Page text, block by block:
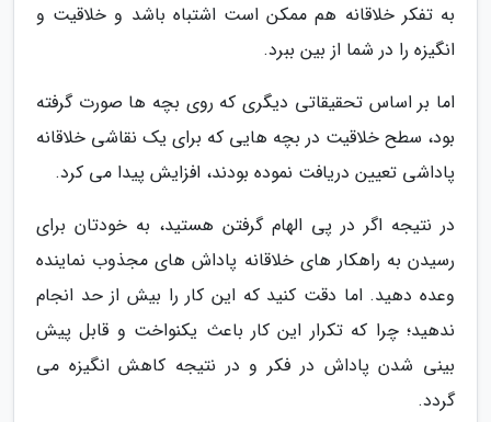
به تفکر خلاقانه هم ممکن است اشتباه باشد و خلاقیت و
انگیزه را در شما از بین ببرد.
اما بر اساس تحقیقاتی دیگری که روی بچه ها صورت گرفته
بود، سطح خلاقیت در بچه هایی که برای یک نقاشی خلاقانه
پاداشی تعیین دریافت نموده بودند، افزایش پیدا می کرد.
در نتیجه اگر در پی الهام گرفتن هستید، به خودتان برای
رسیدن به راهکار های خلاقانه پاداش های مجذوب نماینده
وعده دهید. اما دقت کنید که این کار را بیش از حد انجام
ندهید؛ چرا که تکرار این کار باعث یکنواخت و قابل پیش
بینی شدن پاداش در فکر و در نتیجه کاهش انگیزه می
گردد.